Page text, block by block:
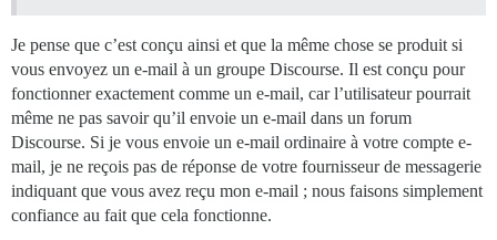
Je pense que c’est conçu ainsi et que la même chose se produit si
vous envoyez un e-mail à un groupe Discourse. Il est conçu pour
fonctionner exactement comme un e-mail, car l’utilisateur pourrait
même ne pas savoir qu’il envoie un e-mail dans un forum
Discourse. Si je vous envoie un e-mail ordinaire à votre compte e-
mail, je ne reçois pas de réponse de votre fournisseur de messagerie
indiquant que vous avez reçu mon e-mail ; nous faisons simplement
confiance au fait que cela fonctionne.